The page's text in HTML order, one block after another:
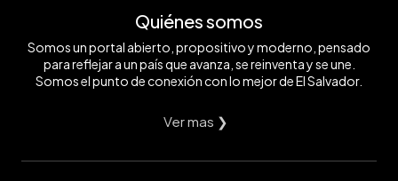
Quiénes somos
Somos un portal abierto, propositivo y moderno, pensado
para reflejar a un país que avanza, se reinventa y se une.
Somos el punto de conexión con lo mejor de El Salvador.
Ver mas ❯